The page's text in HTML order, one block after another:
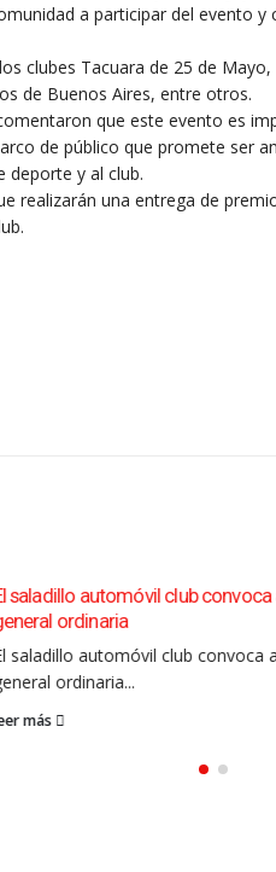
a participar del evento
clubes Tacuara de 25 de
de Buenos Aires, entre otros.
que este evento es
de público que promete ser
deporte y al club.
realizarán una entrega de
a la asamblea
a la asamblea
Ago